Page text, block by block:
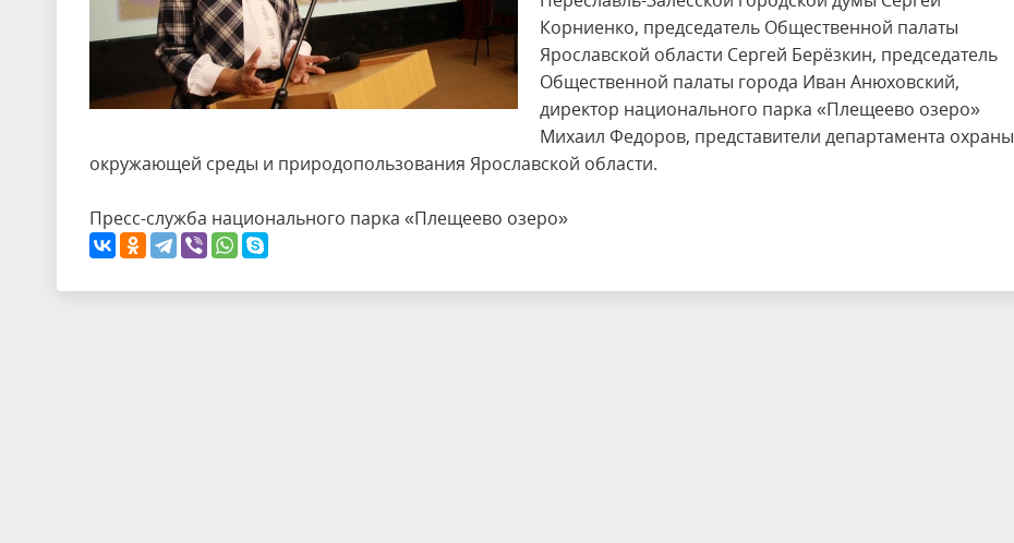
Корниенко, председатель Общественной палаты
Ярославской области Сергей Берёзкин, председатель
Общественной палаты города Иван Анюховский,
директор национального парка «Плещеево озеро»
Михаил Федоров, представители департамента охраны
окружающей среды и природопользования Ярославской области.
Пресс-служба национального парка «Плещеево озеро»